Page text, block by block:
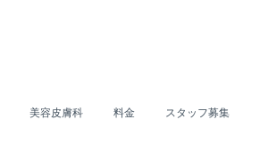
美容皮膚科 料金 スタッフ募集